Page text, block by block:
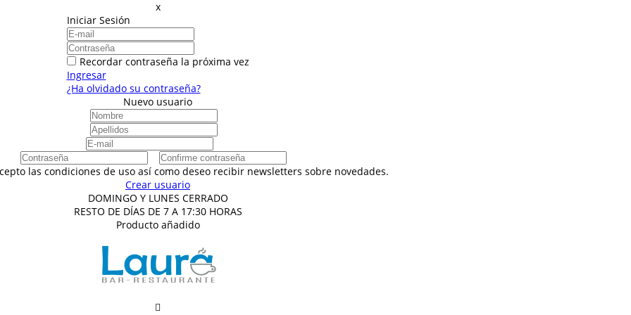
x
Iniciar Sesión
Recordar contraseña la próxima vez
Ingresar
¿Ha olvidado su contraseña?
Nuevo usuario
las condiciones de uso así como deseo recibir newsletters sobre novedades.
Crear usuario
DOMINGO Y LUNES CERRADO
RESTO DE DÍAS DE 7 A 17:30 HORAS
Producto añadido